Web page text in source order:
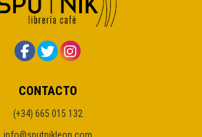
CONTACTO
(+34) 665 015 132